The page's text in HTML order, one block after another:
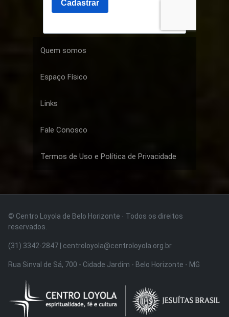
Quem somos
Espaço Físico
Links
Fale Conosco
Termos de Uso e Política de Privacidade
© Centro Loyola de Belo Horizonte · Todos os direitos
reservados.
(31) 3342-2847 | centroloyola@centroloyola.org.br
Rua Sinval de Sá, 700 - Cidade Jardim - Belo Horizonte - MG